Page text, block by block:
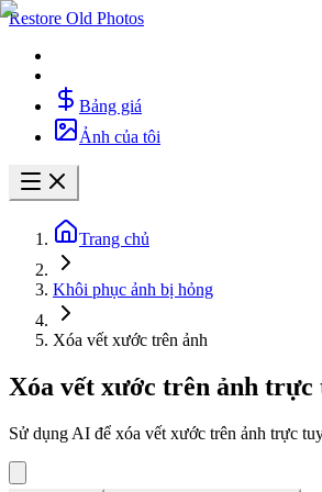
Restore Old Photos
Bảng giá
Ảnh của tôi
Trang chủ
Khôi phục ảnh bị hỏng
Xóa vết xước trên ảnh
Xóa vết xước trên ảnh
Sử dụng AI để xóa vết xước trên ảnh trực